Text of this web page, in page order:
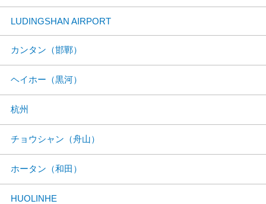
LUDINGSHAN AIRPORT
カンタン（邯鄲）
ヘイホー（黒河）
杭州
チョウシャン（舟山）
ホータン（和田）
HUOLINHE